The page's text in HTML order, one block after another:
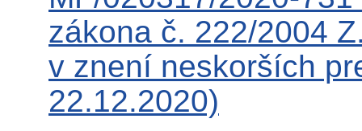
zákona č. 222/2004
v znení neskorších
22.12.2020)